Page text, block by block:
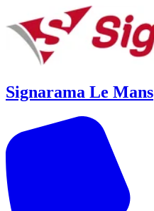
Signarama Le Mans